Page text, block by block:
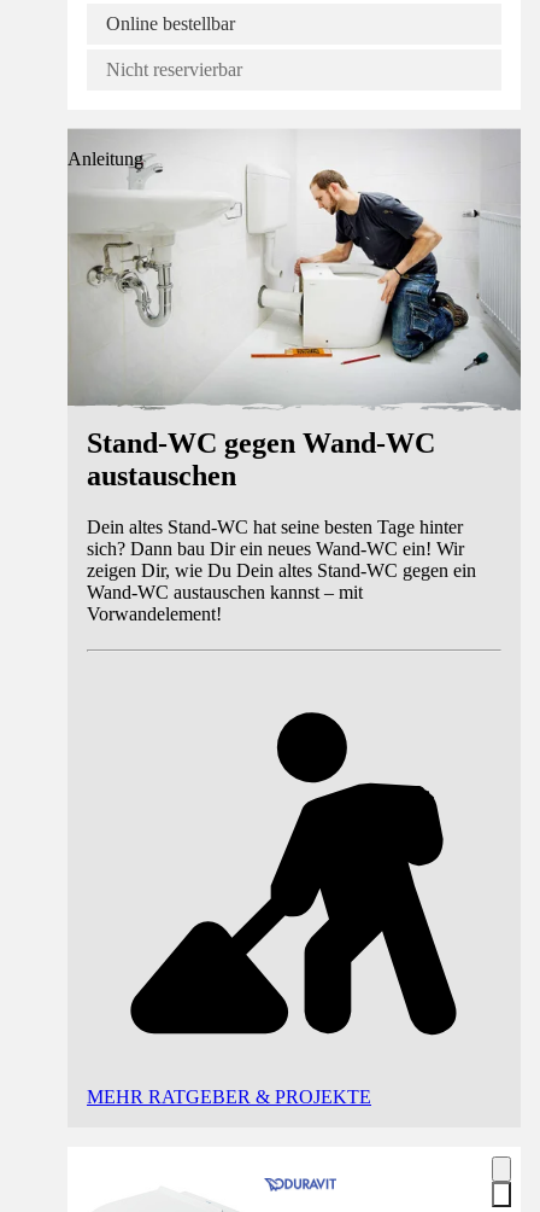
Online bestellbar
Nicht reservierbar
Anleitung
Stand-WC gegen Wand-WC
austauschen
Dein altes Stand-WC hat seine besten Tage hinter
sich? Dann bau Dir ein neues Wand-WC ein! Wir
zeigen Dir, wie Du Dein altes Stand-WC gegen ein
Wand-WC austauschen kannst – mit
Vorwandelement!
MEHR RATGEBER & PROJEKTE